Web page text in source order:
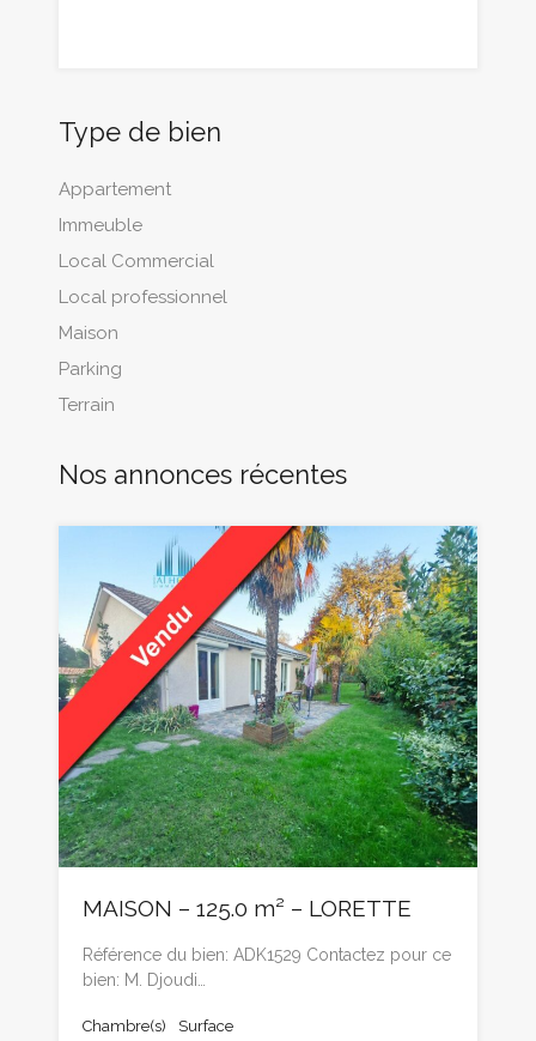
Type de bien
Appartement
Immeuble
Local Commercial
Local professionnel
Maison
Parking
Terrain
Nos annonces récentes
MAISON – 125.0 m² – LORETTE
Référence du bien: ADK1529 Contactez pour ce
bien: M. Djoudi…
Chambre(s)
Surface